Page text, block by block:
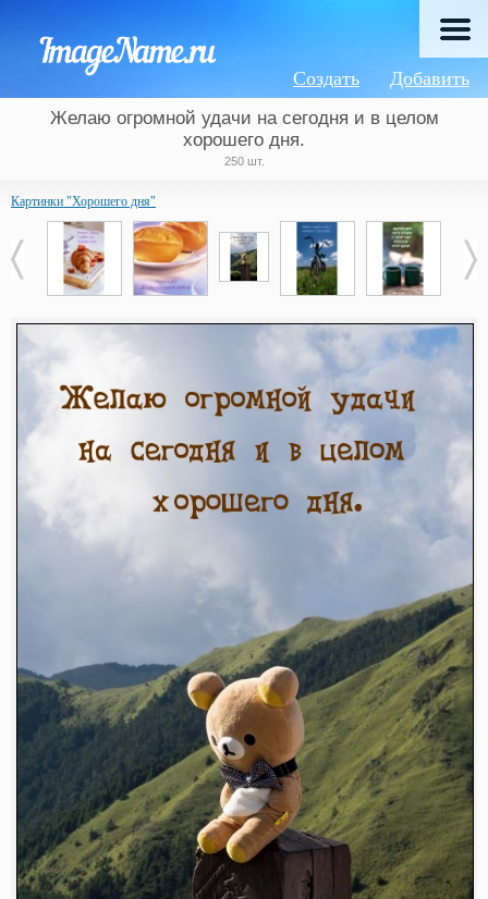
Добавить
Создать
Желаю огромной удачи на сегодня и в целом
хорошего дня.
250 шт.
Картинки "Хорошего дня"